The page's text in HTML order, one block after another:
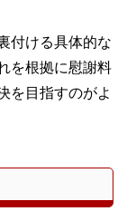
付ける具体的な
を根拠に慰謝料
を目指すのがよ